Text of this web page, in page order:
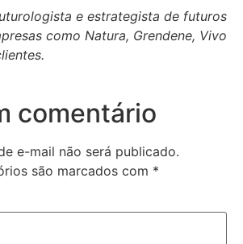
e estrategista de futuros
como Natura, Grendene, Vivo
comentário
e-mail não será publicado.
são marcados com *